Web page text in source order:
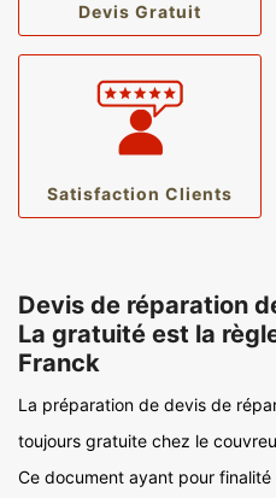
Devis Gratuit
Satisfaction Clients
Devis de réparation
La gratuité est la
Franck
La préparation de devis de
toujours gratuite chez le
Ce document ayant pour finalité